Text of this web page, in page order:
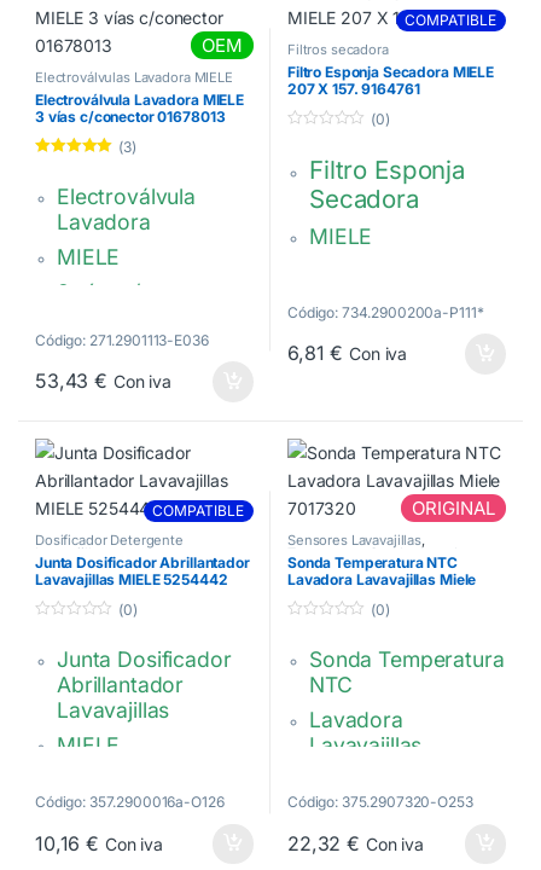
Este recambio Tiene que ser
instalado por un técnico
calificado
cambios en ningún caso*
OEM
Electroválvulas Lavadora MIELE
Electroválvula Lavadora MIELE
3 vías c/conector 01678013
(3)
Electroválvula
Lavadora
MIELE
3 vías c/conector,
Conector de 5
contactos
1678013
Código: 271.2901113-E036
53,43€ Con iva
COMPATIBLE
Filtros secadora
Filtro Esponja Secadora MIELE
207 X 157. 9164761
e
5
(0)
Filtro Esponja
Secadora
MIELE
9164761,
09164761
Código: 734.2900200a-P111*
6,81€ Con iva
COMPATIBLE
Dosificador Detergente
Lavavajillas
Junta Dosificador Abrillantador
Lavavajillas MIELE 5254442
e
(0)
Junta Dosificador
Abrillantador
Lavavajillas
MIELE
Altura junta: 4 mm
5254442,
Código: 357.2900016a-O126
10,16€ Con iva
ORIGINAL
Sensores Lavavajillas,
Termostatos Sondas Lavadora
Sonda Temperatura NTC
Lavadora Lavavajillas Miele
e
(0)
Sonda Temperatura
NTC
Lavadora
Lavavajillas
EPCOS 6133511
7017320,
Código: 375.2907320-O253
22,32€ Con iva